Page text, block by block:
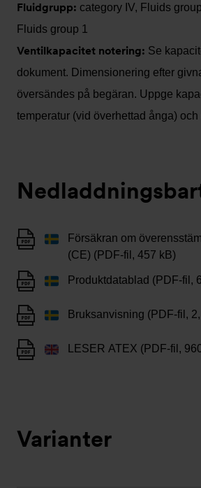
Fluidgrupp: category IV, Fluids
Fluids group 1
Ventilkapacitet notering: Se
dokument. Dimensionering efter
översändes på begäran. Uppge
temperatur (vid överhettad ånga)
Försäkran om
(CE) (PDF-fil, 457 kB)
Produktdatablad (PDF-fil,
Bruksanvisning (PDF-fil,
LESER ATEX (PDF-fil,
Varianter